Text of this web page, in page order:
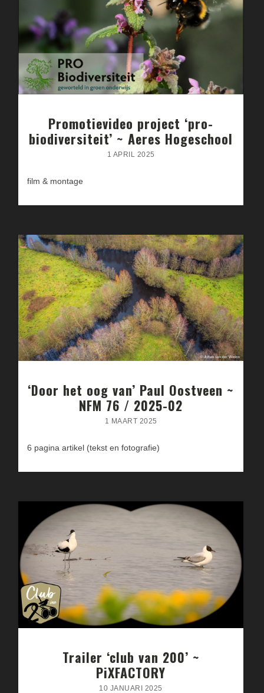
Promotievideo project ‘pro-
biodiversiteit’ ~ Aeres Hogeschool
1 APRIL 2025
film & montage
‘Door het oog van’ Paul Oostveen ~
NFM 76 / 2025-02
1 MAART 2025
6 pagina artikel (tekst en fotografie)
Trailer ‘club van 200’ ~
PiXFACTORY
10 JANUARI 2025